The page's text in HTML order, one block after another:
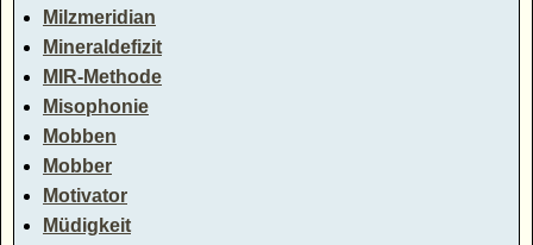
Milzmeridian
Mineraldefizit
MIR-Methode
Misophonie
Mobben
Mobber
Motivator
Müdigkeit